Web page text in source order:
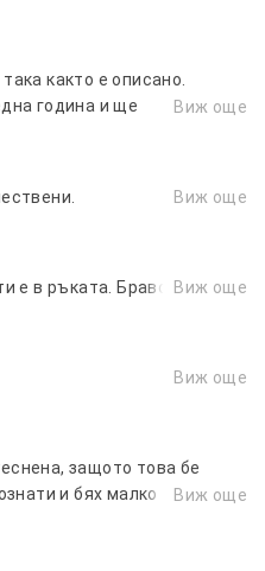
както е описано.
година и ще
Виж още
Виж още
е в ръката. Браво.
Виж още
Виж още
защото това бе
и бях малко
Виж още